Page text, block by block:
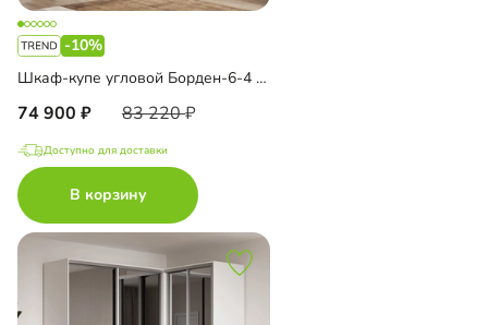
-10%
Шкаф-купе угловой Борден-6-4 2000
74 900 83 220
Доступно для доставки
В корзину